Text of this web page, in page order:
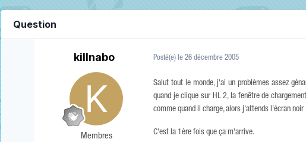
Question
killnabo
Membres
Posté(e)le 26 décembre 2005
Salut tout le monde, j'ai un problèmes assez
quand je clique sur HL 2, la fenêtre de
comme quand il charge, alors j'attends l'écran
C'est la 1ère fois que ça m'arrive.